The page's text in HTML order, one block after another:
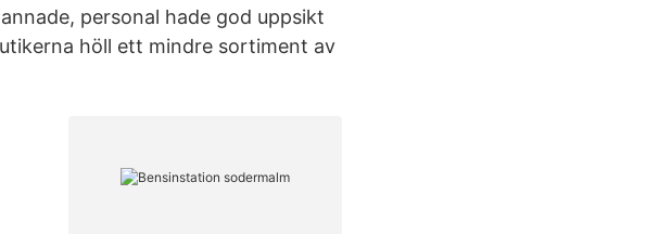
personal hade god uppsikt
höll ett mindre sortiment av